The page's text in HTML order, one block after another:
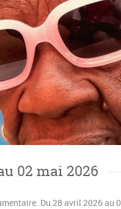
02 mai 2026
Du 28 avril 2026 au